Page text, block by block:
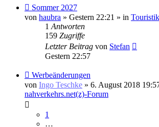
Neuer
Beitrag
Sommer 2027
von haubra » Gestern 22:21 » in
1 Antworten
159 Zugriffe
Letzter Beitrag von Stefan
Gestern 22:57
Neuer
Beitrag
Werbeänderungen
von Ingo Teschke » 6. August 2018
nahverkehrs.net(z)-Forum
1
…